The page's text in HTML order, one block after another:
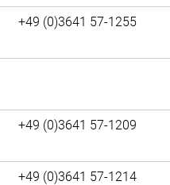
+49 (0)3641 57-1255
+49 (0)3641 57-1209
+49 (0)3641 57-1214